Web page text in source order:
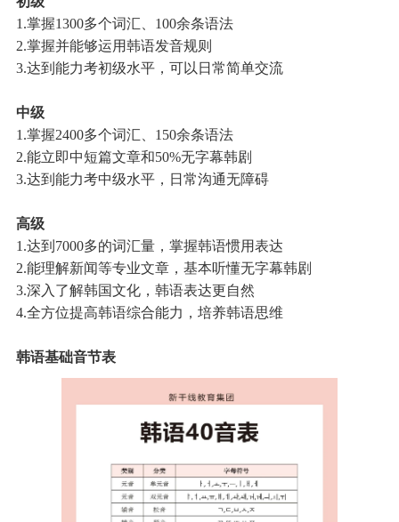
1.掌握1300多个词汇、100余条语法
2.掌握并能够运用韩语发音规则
3.达到能力考初级水平，可以日常简单交流
中级
1.掌握2400多个词汇、150余条语法
2.能立即中短篇文章和50%无字幕韩剧
3.达到能力考中级水平，日常沟通无障碍
高级
1.达到7000多的词汇量，掌握韩语惯用表达
2.能理解新闻等专业文章，基本听懂无字幕韩剧
3.深入了解韩国文化，韩语表达更自然
4.全方位提高韩语综合能力，培养韩语思维
韩语基础音节表